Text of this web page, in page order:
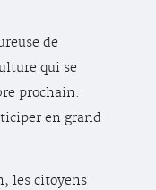
de
qui se
prochain.
en grand
les citoyens